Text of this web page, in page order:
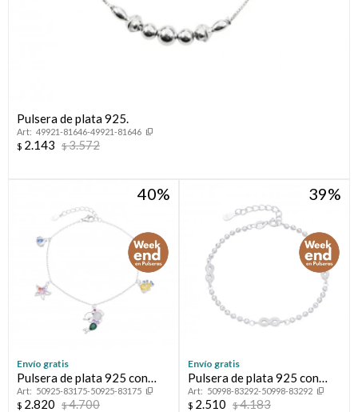
Pulsera de plata 925.
49921-81646-49921-81646
$ 2.143 $3.572
40
Envío gratis
Pulsera de plata 925 con
circonias, PRINCESAS.
50925-83175-50925-83175
$ 2.820 $4.700
39
Envío gratis
Pulsera de plata 925 con
circonias, INFINITOS.
50998-83292-50998-83292
$ 2.510 $4.183